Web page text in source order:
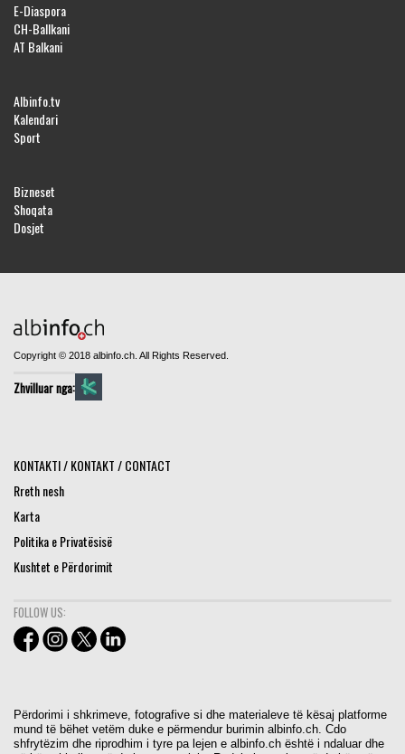
E-Diaspora
CH-Ballkani
AT Balkani
Albinfo.tv
Kalendari
Sport
Bizneset
Shoqata
Dosjet
Copyright © 2018 albinfo.ch. All Rights Reserved.
Zhvilluar nga:
KONTAKTI / KONTAKT / CONTACT
Rreth nesh
Karta
Politika e Privatësisë
Kushtet e Përdorimit
FOLLOW US:
Përdorimi i shkrimeve, fotografive si dhe materialeve të kësaj platforme
mund të bëhet vetëm duke e përmendur burimin albinfo.ch. Cdo
shfrytëzim dhe riprodhim i tyre pa lejen e albinfo.ch është i ndaluar dhe